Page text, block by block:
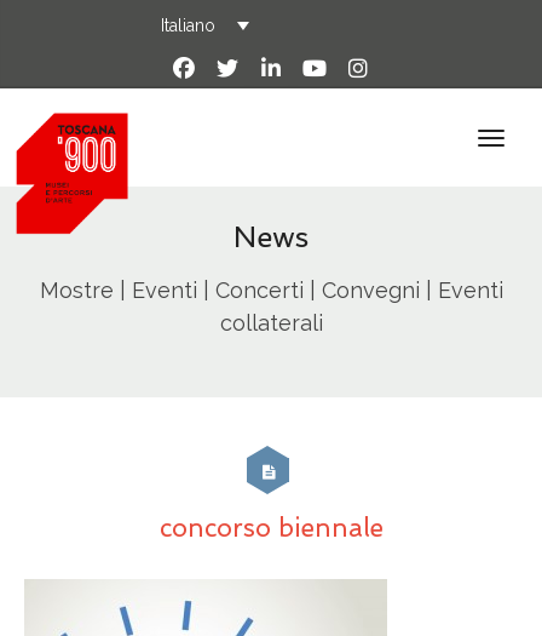
Italiano
News
Mostre | Eventi | Concerti | Convegni | Eventi
collaterali
concorso biennale